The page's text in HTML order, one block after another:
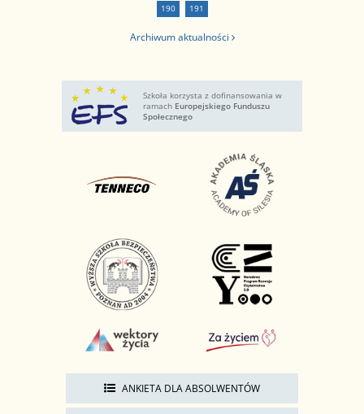
190
191
Archiwum aktualności
Szkoła korzysta z dofinansowania w
ramach Europejskiego Funduszu
Społecznego
ANKIETA DLA ABSOLWENTÓW